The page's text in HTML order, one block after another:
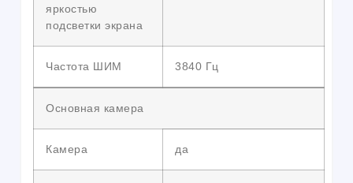
яркостью
подсветки экрана
Частота ШИМ 3840 Гц
Основная камера
Камера да